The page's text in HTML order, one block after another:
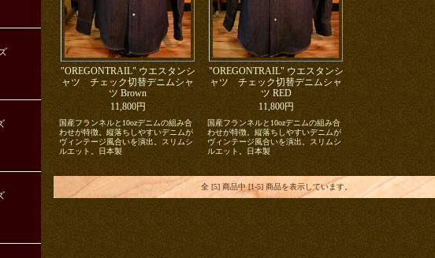
ツ
ツ
ツ
ツ
"OREGONTRAIL" ウエスタンシ
ャツ チェック切替デニムシャ
ツ Brown
11,800円
国産フランネルと10ozデニムの組み合
わせが特徴。縦落ちしやすいデニムが
ヴィンテージ風合いを演出。スリムシ
ルエット。日本製
"OREGONTRAIL" ウエスタンシ
ャツ チェック切替デニムシャ
ツ RED
11,800円
国産フランネルと10ozデニムの組み合
わせが特徴。縦落ちしやすいデニムが
ヴィンテージ風合いを演出。スリムシ
ルエット。日本製
全 [5] 商品中 [1-5] 商品を表示しています。